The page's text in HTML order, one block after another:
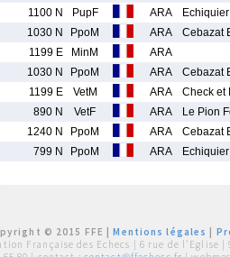
1100 N PupF ARA
1030 N PpoM ARA Cebazat
1199 E MinM ARA
1030 N PpoM ARA Cebazat
1199 E VetM ARA Check et
890 N VetF ARA Le Pion
1240 N PpoM ARA Cebazat
799 N PpoM ARA
© 2015 FFE |Mentions légales
Française des Echecs | 6 rue de l'Eglise |